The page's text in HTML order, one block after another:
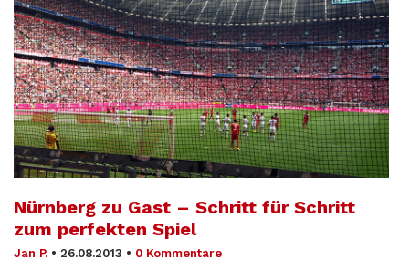
Nürnberg zu Gast – Schritt für Schritt
zum perfekten Spiel
Jan P. • 26.08.2013 • 0 Kommentare